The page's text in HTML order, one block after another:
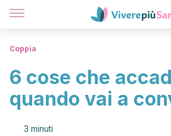
Coppia
6 cose che
quando vai a
3 minuti